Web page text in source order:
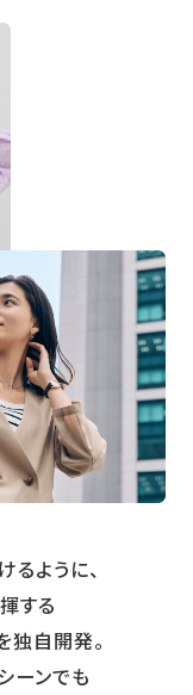
ように、
する
自開発。
ーンでも